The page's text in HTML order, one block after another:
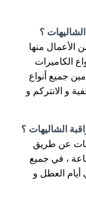
؟
الأعمال منها
الكاميرات
جميع أنواع
و الانتركم و
الشاليهات ؟
عن طريق
بنا ، فخدماتنا متوفرة على مدار 24 ساعة ، في جميع
العطل و